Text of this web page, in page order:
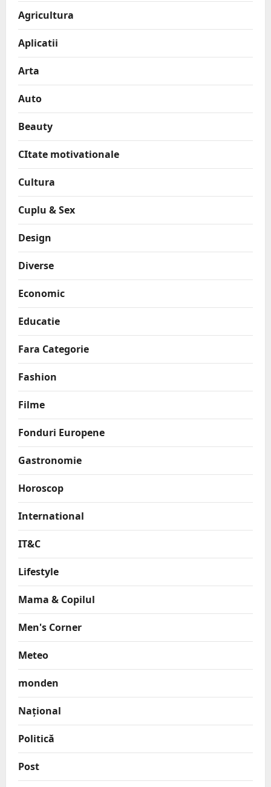
Agricultura
Aplicatii
Arta
Auto
Beauty
CItate motivationale
Cultura
Cuplu & Sex
Design
Diverse
Economic
Educatie
Fara Categorie
Fashion
Filme
Fonduri Europene
Gastronomie
Horoscop
International
IT&C
Lifestyle
Mama & Copilul
Men's Corner
Meteo
monden
Național
Politică
Post